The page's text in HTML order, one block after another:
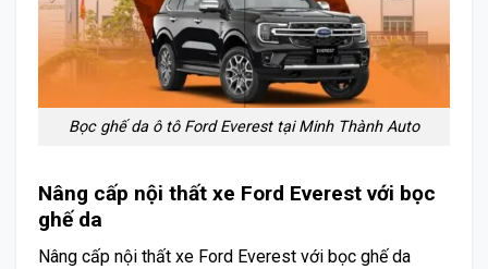
Bọc ghế da ô tô Ford Everest tại Minh Thành Auto
Nâng cấp nội thất xe Ford Everest với bọc
ghế da
Nâng cấp nội thất xe Ford Everest với bọc ghế da